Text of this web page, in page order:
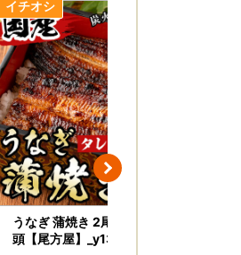
うなぎ 蒲焼き 2尾 タレ付き 無
頭【尾方屋】_y135